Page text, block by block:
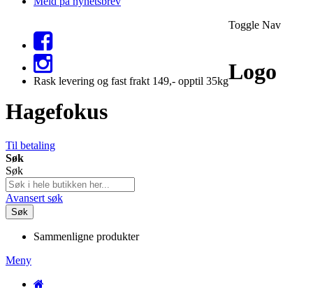
Rask levering og fast frakt 149,- opptil 35kg
Toggle Nav
Logo
Hagefokus
Til betaling
Søk
Søk
Avansert søk
Søk
Sammenligne produkter
Meny